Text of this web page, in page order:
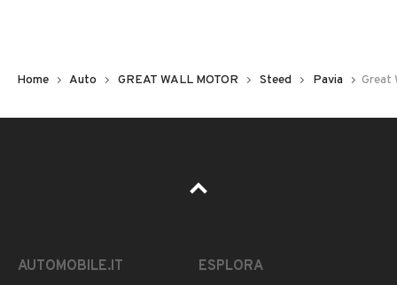
Home Auto GREAT WALL MOTOR Steed Pavia Great
AUTOMOBILE.IT
ESPLORA